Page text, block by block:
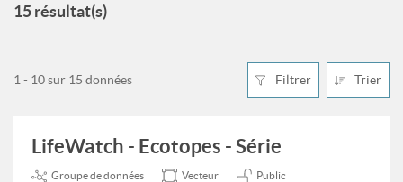
15 résultat(s)
Filtrer Trier
1 - 10 sur 15 données
LifeWatch - Ecotopes - Série
Groupe de données Vecteur Public